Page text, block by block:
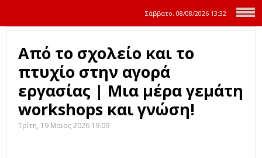
Σάββατο, 08/08/2026 13:32
Από το σχολείο και το
πτυχίο στην αγορά
εργασίας | Μια μέρα γεμάτη
workshops και γνώση!
Τρίτη, 19 Μαϊος 2026 19:09